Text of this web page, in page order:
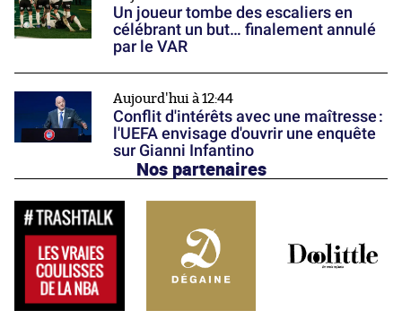
Un joueur tombe des escaliers en
célébrant un but… finalement annulé
par le VAR
Aujourd'hui à 12:44
Conflit d'intérêts avec une maîtresse :
l'UEFA envisage d'ouvrir une enquête
sur Gianni Infantino
Nos partenaires